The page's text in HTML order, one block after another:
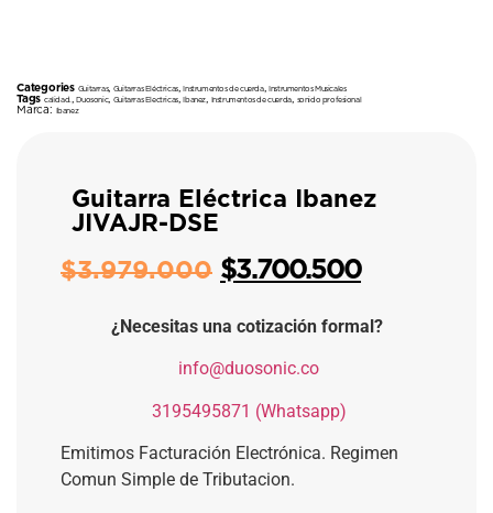
Categories Guitarras, Guitarras Eléctricas,Instrumentos de cuerda,Instrumentos Musicales
Tags calidad. ,Duosonic, Guitarras Electricas,Ibanez Instrumentos de cuerda, sonido profesional
Marca: Ibanez
Guitarra Eléctrica Ibanez
JIVAJR-DSE
$3.979.000 $3.700.500
¿Necesitas una cotización formal?
info@duosonic.co
3195495871 (Whatsapp)
Emitimos Facturación Electrónica. Regimen
Comun Simple de Tributacion.